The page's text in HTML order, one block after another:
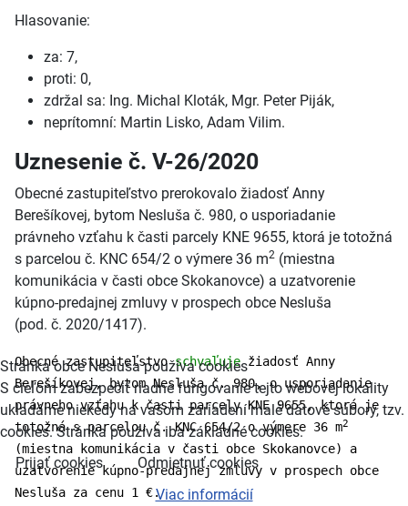
Hlasovanie:
za: 7,
proti: 0,
zdržal sa: Ing. Michal Kloták, Mgr. Peter Piják,
neprítomní: Martin Lisko, Adam Vilim.
Uznesenie č. V-26/2020
Obecné zastupiteľstvo prerokovalo žiadosť Anny
Berešíkovej, bytom Nesluša č. 980, o usporiadanie
právneho vzťahu k časti parcely KNE 9655, ktorá je totožná
s parcelou č. KNC 654/2 o výmere 36 m2 (miestna
komunikácia v časti obce Skokanovce) a uzatvorenie
kúpno-predajnej zmluvy v prospech obce Nesluša
(pod. č. 2020/1417).
Obecné zastupiteľstvoschvaľuježiadosť Anny
Berešíkovej, bytom Nesluša č. 980, o usporiadanie
právneho vzťahu k časti parcely KNE 9655, ktorá je
totožná s parcelou č. KNC 654/2 o výmere 36 m2
(miestna komunikácia v časti obce Skokanovce) a
uzatvorenie kúpno-predajnej zmluvy v prospech obce
Nesluša za cenu 1 €.
Stránka obce Nesluša používa cookies
S cieľom zabezpečiť riadne fungovanie tejto webovej lokality
ukladáme niekedy na vašom zariadení malé dátové súbory, tzv.
cookies. Stránka používa iba základné cookies.
Prijať cookies
Odmietnuť cookies
Viac informácií